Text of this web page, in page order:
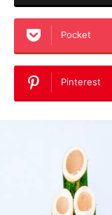
Pocket
Pinterest